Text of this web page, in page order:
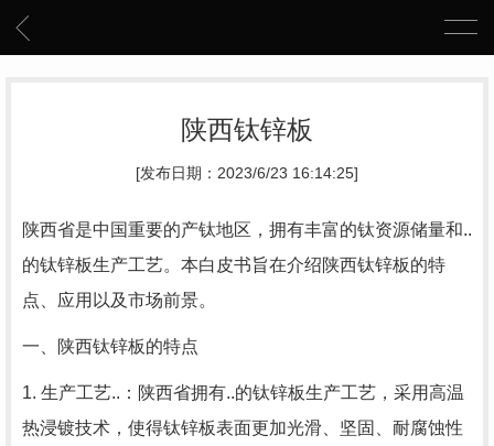
陕西钛锌板
[发布日期：2023/6/23 16:14:25]
陕西省是中国重要的产钛地区，拥有丰富的钛资源储量和..
的钛锌板生产工艺。本白皮书旨在介绍陕西钛锌板的特
点、应用以及市场前景。
一、陕西钛锌板的特点
1. 生产工艺..：陕西省拥有..的钛锌板生产工艺，采用高温
热浸镀技术，使得钛锌板表面更加光滑、坚固、耐腐蚀性